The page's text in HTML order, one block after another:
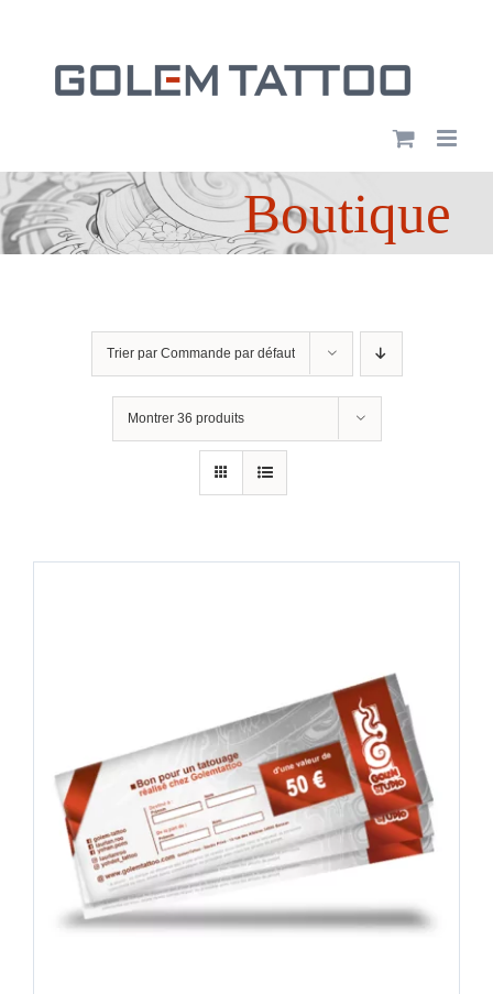
contenu
Boutique
Trier par Commande par défaut
Montrer 36 produits